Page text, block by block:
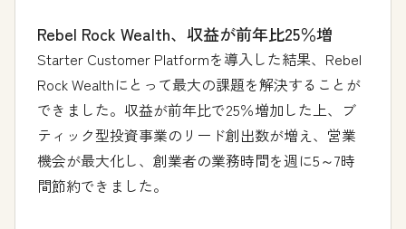
Rebel Rock Wealth、収益が前年比25％増
Starter Customer Platformを導入した結果、Rebel
Rock Wealthにとって最大の課題を解決することが
できました。収益が前年比で25％増加した上、ブ
ティック型投資事業のリード創出数が増え、営業
機会が最大化し、創業者の業務時間を週に5～7時
間節約できました。